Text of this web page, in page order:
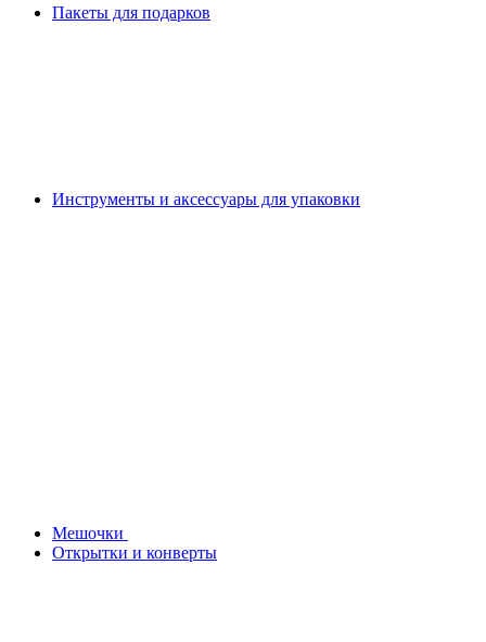
Пакеты для подарков
Инструменты и аксессуары для упаковки
Мешочки
Открытки и конверты